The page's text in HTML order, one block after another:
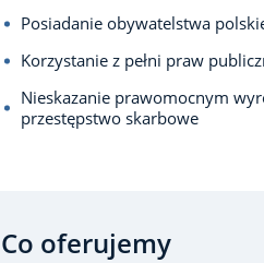
Posiadanie obywatelstwa
Korzystanie z pełni praw
Nieskazanie prawomocnym
przestępstwo skarbowe
Co oferujemy